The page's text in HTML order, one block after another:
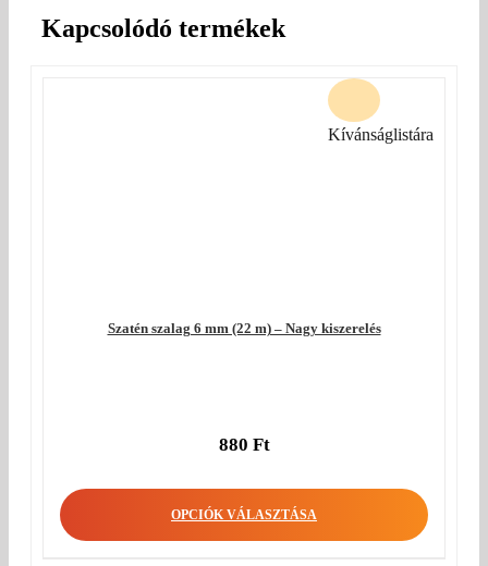
Kapcsolódó termékek
Szatén szalag 6 mm (22 m) – Nagy kiszerelés
880 Ft
OPCIÓK VÁLASZTÁSA
Kívánságlistára